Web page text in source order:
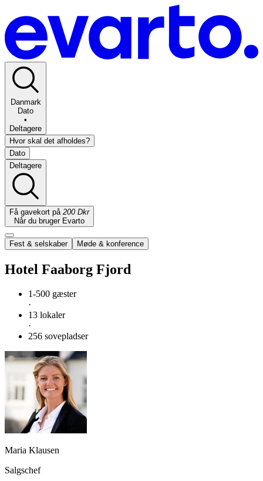
Danmark
Dato
•
Deltagere
Hvor skal det afholdes?
Dato
Deltagere
Få gavekort på 200 Dkr
Når du bruger Evarto
Fest & selskaber Møde & konference
Hotel Faaborg Fjord
1-500 gæster
·
13 lokaler
·
256 sovepladser
Maria Klausen
Salgschef